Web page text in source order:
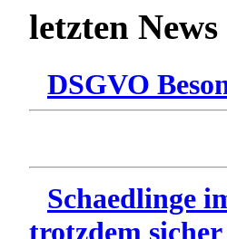
letzten News
DSGVO
Schaedlinge
trotzdem